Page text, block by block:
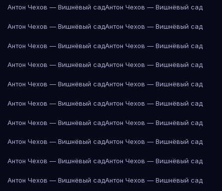
Антон Чехов — Вишнёвый садАнтон Чехов — Вишнёвый сад
Антон Чехов — Вишнёвый садАнтон Чехов — Вишнёвый сад
Антон Чехов — Вишнёвый садАнтон Чехов — Вишнёвый сад
Антон Чехов — Вишнёвый садАнтон Чехов — Вишнёвый сад
Антон Чехов — Вишнёвый садАнтон Чехов — Вишнёвый сад
Антон Чехов — Вишнёвый садАнтон Чехов — Вишнёвый сад
Антон Чехов — Вишнёвый садАнтон Чехов — Вишнёвый сад
Антон Чехов — Вишнёвый садАнтон Чехов — Вишнёвый сад
Антон Чехов — Вишнёвый садАнтон Чехов — Вишнёвый сад
Антон Чехов — Вишнёвый садАнтон Чехов — Вишнёвый сад